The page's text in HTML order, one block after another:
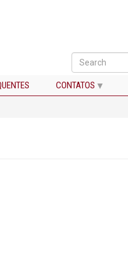
Buscar
Search
CONTATOS